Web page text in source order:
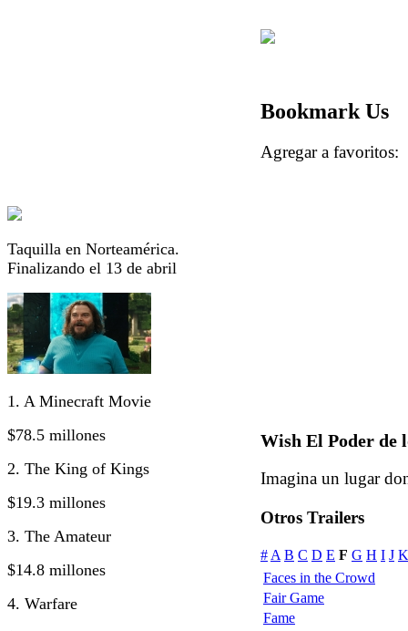
Taquilla en Norteamérica.
Finalizando el 13 de abril
1. A Minecraft Movie
$78.5 millones
2. The King of Kings
$19.3 millones
3. The Amateur
$14.8 millones
4. Warfare
Bookmark Us
Agregar a
Wish El Poder de
Imagina un lugar
Otros Trailers
# A B C D E F G H I J K
Faces in the Crowd
Fair Game
Fame